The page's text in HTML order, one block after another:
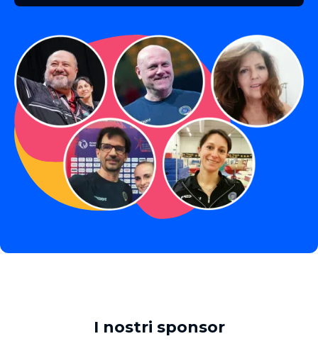
I nostri sponsor